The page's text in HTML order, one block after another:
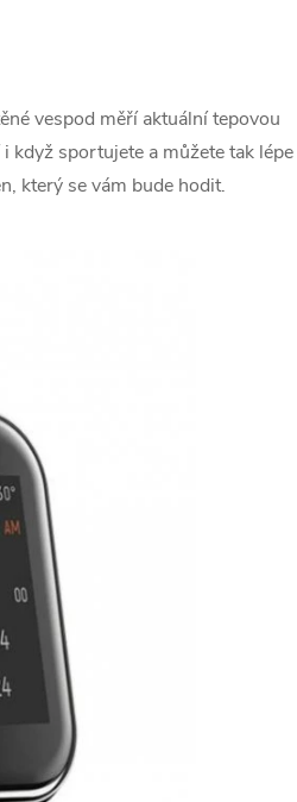
vespod měří aktuální tepovou
když sportujete a můžete tak lépe
který se vám bude hodit.